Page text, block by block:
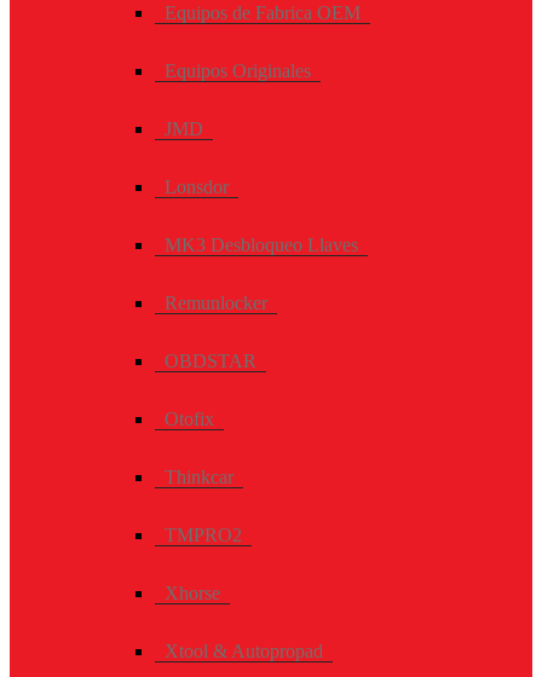
Equipos de Fabrica OEM
Equipos Originales
JMD
Lonsdor
MK3 Desbloqueo Llaves
Remunlocker
OBDSTAR
Otofix
Thinkcar
TMPRO2
Xhorse
Xtool & Autopropad